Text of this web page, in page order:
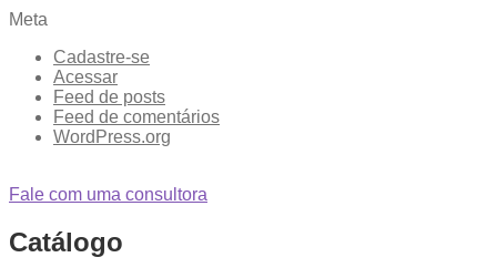
Meta
Cadastre-se
Acessar
Feed de posts
Feed de comentários
WordPress.org
Fale com uma consultora
Catálogo